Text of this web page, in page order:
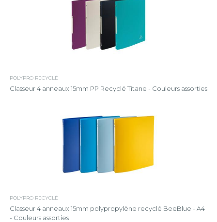
POLYPRO RECYCLÉ
Classeur 4 anneaux 15mm PP Recyclé Titane - Couleurs assorties
POLYPRO RECYCLÉ
Classeur 4 anneaux 15mm polypropylène recyclé BeeBlue - A4
- Couleurs assorties